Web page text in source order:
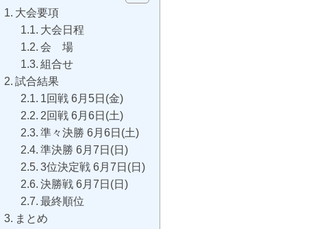
大会要項
大会日程
会 場
組合せ
試合結果
1回戦 6月5日(金)
2回戦 6月6日(土)
準々決勝 6月6日(土)
準決勝 6月7日(日)
3位決定戦 6月7日(日)
決勝戦 6月7日(日)
最終順位
まとめ